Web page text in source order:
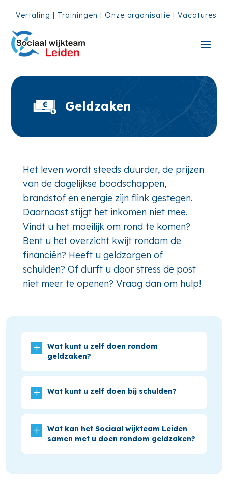
Vertaling | Trainingen | Onze organisatie | Vacatures
Geldzaken
Het leven wordt steeds duurder, de prijzen
van de dagelijkse boodschappen,
brandstof en energie zijn flink gestegen.
Daarnaast stijgt het inkomen niet mee.
Vindt u het moeilijk om rond te komen?
Bent u het overzicht kwijt rondom de
financiën? Heeft u geldzorgen of
schulden? Of durft u door stress de post
niet meer te openen? Vraag dan om hulp!
L
Wat kunt u zelf doen rondom
geldzaken?
L Wat kunt u zelf doen bij schulden?
L
Wat kan het Sociaal wijkteam Leiden
samen met u doen rondom geldzaken?